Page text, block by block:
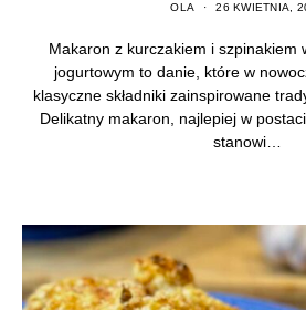
OLA 26 KWIETNIA,
Makaron z kurczakiem i szpinakiem
jogurtowym to danie, które w
klasyczne składniki zainspirowane
Delikatny makaron, najlepiej w
stanowi…